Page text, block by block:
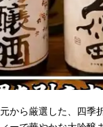
から厳選した、四